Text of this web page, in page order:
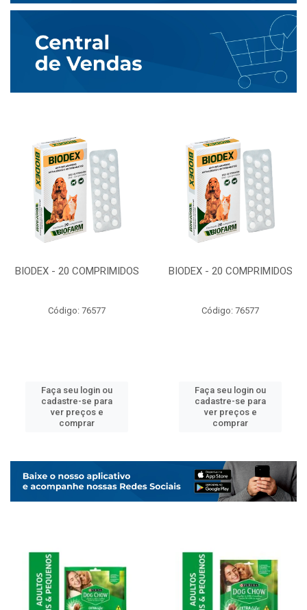
BIODEX - 20 COMPRIMIDOS
Código: 76577
Faça seu login ou
cadastre-se para
ver preços e
comprar
BIODEX - 20 COMPRIMIDOS
Código: 76577
Faça seu login ou
cadastre-se para
ver preços e
comprar